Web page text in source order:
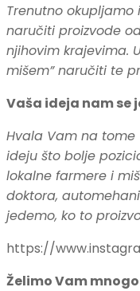
Trenutno
naručiti proizvode
njihovim krajevima.
mišem” naručiti te
Vaša ideja nam se
Hvala Vam na tome
ideju što bolje
lokalne farmere i
doktora,
jedemo, ko to
https://
Želimo Vam